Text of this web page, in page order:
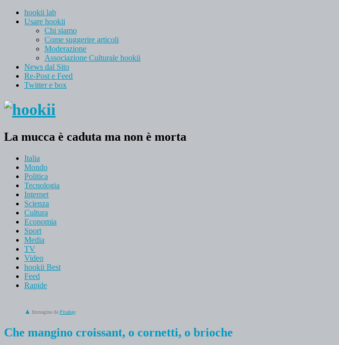
hookii lab
Usare hookii
Chi siamo
Come suggerire articoli
Moderazione
Associazione Culturale hookii
News dal Sito
Re-Post e Feed
Twitter e box
La mucca è caduta ma non è morta
Italia
Mondo
Politica
Tecnologia
Internet
Scienza
Cultura
Economia
Sport
Media
TV
Video
hookii Best
Feed
Rapide
Immagine da Pixabay.
Che mangino croissant, o cornetti, o brioche